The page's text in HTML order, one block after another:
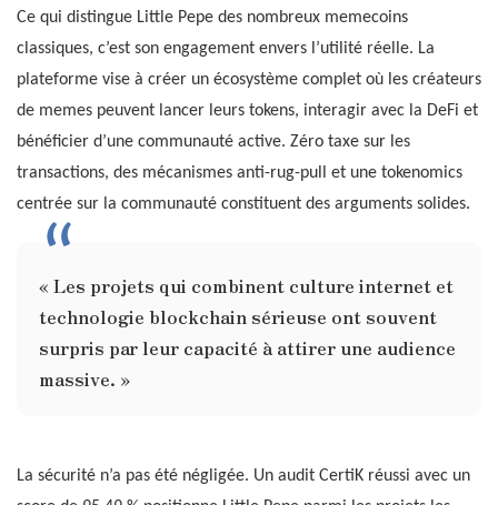
Ce qui distingue Little Pepe des nombreux memecoins
classiques, c’est son engagement envers l’utilité réelle. La
plateforme vise à créer un écosystème complet où les créateurs
de memes peuvent lancer leurs tokens, interagir avec la DeFi et
bénéficier d’une communauté active. Zéro taxe sur les
transactions, des mécanismes anti-rug-pull et une tokenomics
centrée sur la communauté constituent des arguments solides.
« Les projets qui combinent culture internet et
technologie blockchain sérieuse ont souvent
surpris par leur capacité à attirer une audience
massive. »
La sécurité n’a pas été négligée. Un audit CertiK réussi avec un